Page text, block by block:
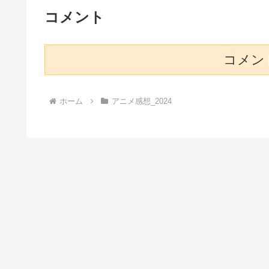
コメント
コメン
ホーム アニメ感想_2024